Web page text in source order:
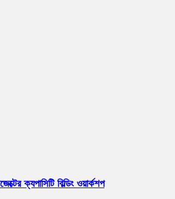
ক্যপাসিটি বিল্ডিং ওয়ার্কশপ